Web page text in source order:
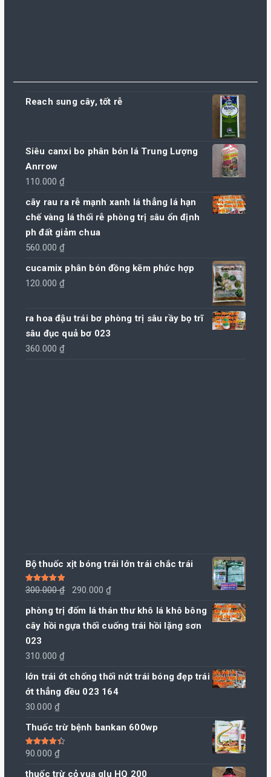
Reach sung cây, tốt rễ
Siêu canxi bo phân bón lá Trung Lượng
Anrrow
110.000₫
cây rau ra rễ mạnh xanh lá thẳng lá hạn
chế vàng lá thối rễ phòng trị sâu ổn định
ph đất giảm chua
560.000₫
cucamix phân bón đồng kẽm phức hợp
120.000₫
ra hoa đậu trái bơ phòng trị sâu rầy bọ trĩ
sâu đục quả bơ 023
360.000₫
Bộ thuốc xịt bóng trái lớn trái chắc trái
Được xếp
hạng 5.00 5
300.000₫
Giá
gốc
290.000₫
hiện
tại
phòng trị đốm lá thán thư khô lá khô bông
cây hồi ngựa thối cuống trái hồi lặng sơn
023
310.000₫
lớn trái ớt chống thối nứt trái bóng đẹp trái
ớt thẳng đều 023 164
30.000₫
Thuốc trừ bệnh bankan 600wp
Được xếp
hạng 4.50
90.000₫
thuốc trừ cỏ vua glu HQ 200